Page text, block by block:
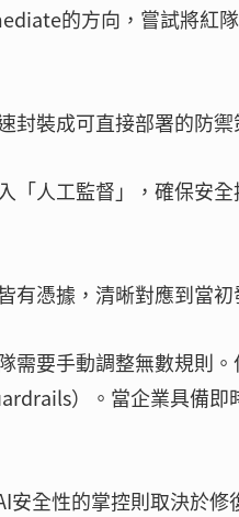
的方向，嘗試將紅
封裝成可直接部署的防禦
「人工監督」，確保安
有憑據，清晰對應到當初
需要手動調整無數規則
）。當企業具備
全性的掌控則取決於